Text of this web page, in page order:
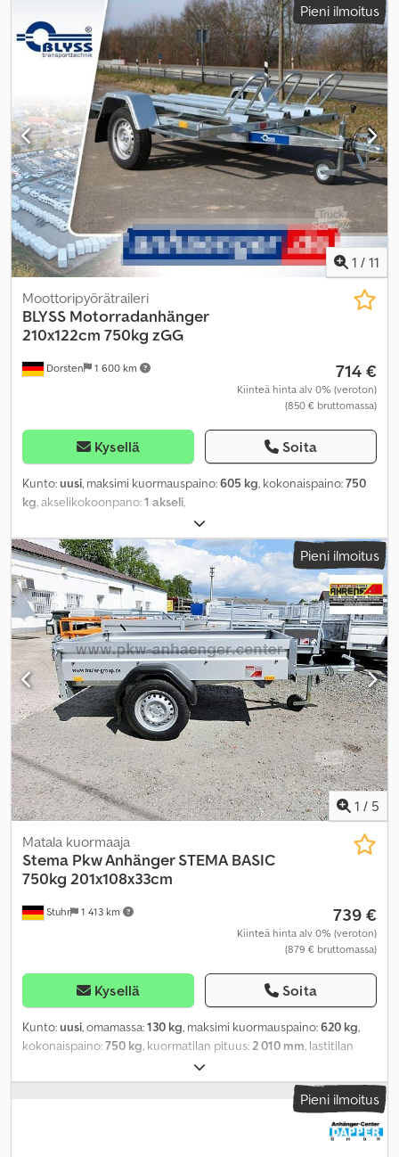
Pieni ilmoitus
1 / 11
Dorsten 1 600 km
Moottoripyörätraileri
BLYSS Motorradanhänger
210x122cm 750kg zGG
714 €
Kiinteä hinta alv 0% (veroton)
(850 € bruttomassa)
Kysellä Soita
Kunto:uusi, maksimi kuormauspaino:605 kg, kokonaispaino:750
kg , akselikokoonpano:1 akseli
Pieni ilmoitus
1 / 5
Stuhr 1 413 km
Matala kuormaaja
Stema Pkw Anhänger STEMA BASIC
750kg 201x108x33cm
739 €
Kiinteä hinta alv 0% (veroton)
(879 € bruttomassa)
Kysellä Soita
Kunto:uusi, omamassa:130 kg, maksimi kuormauspaino:620 kg,
kokonaispaino:750 kg, kuormatilan pituus:2 010 mm, lastitilan
, kuormatilan korkeus:
145/80r13,
Pieni ilmoitus